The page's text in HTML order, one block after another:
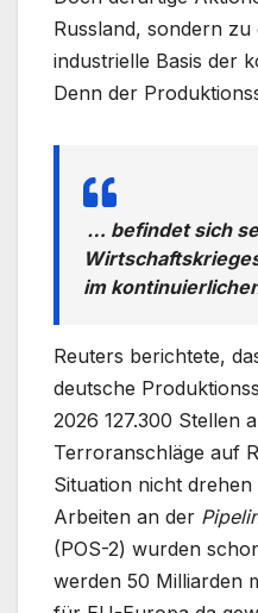
Russland, sondern
industrielle Basis der
Denn der
… befindet sich
im
Reuters berichtete,
deutsche
2026 127.300 Stellen
Terroranschläge auf
Situation nicht drehen
Arbeiten an der
(POS-2) wurden
werden 50 Milliarden